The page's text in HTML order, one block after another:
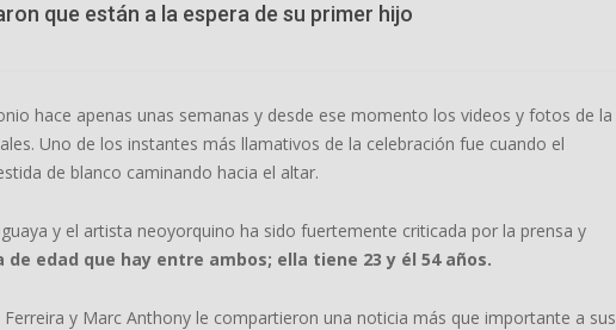
que están a la espera de su primer hijo
hace apenas unas semanas y desde ese momento los videos y fotos de la
Uno de los instantes más llamativos de la celebración fue cuando el
de blanco caminando hacia el altar.
y el artista neoyorquino ha sido fuertemente criticada por la prensa y
edad que hay entre ambos; ella tiene 23 y él 54 años.
y Marc Anthony le compartieron una noticia más que importante a sus